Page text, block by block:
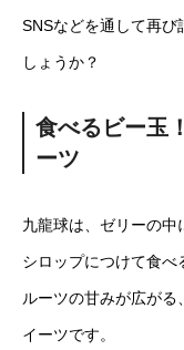
SNSなどを通して再
しょうか？
食べるビー玉
ーツ
九龍球は、ゼリーの
シロップにつけて食べ
ルーツの甘みが広が
イーツです。